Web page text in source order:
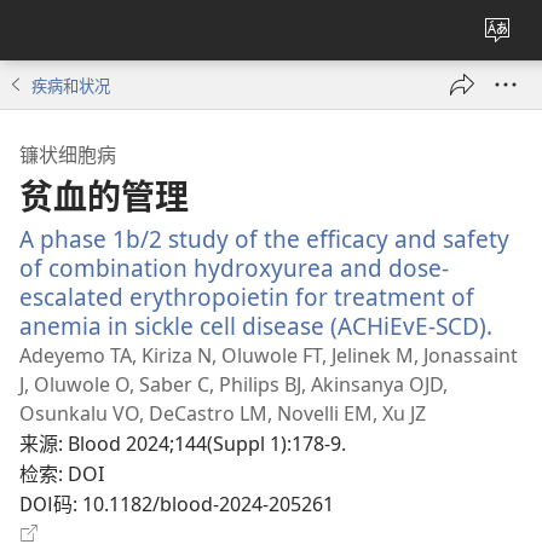
更
疾病和状况
镰状细胞病
贫血的管理
A phase 1b/2 study of the efficacy and safety
of combination hydroxyurea and dose-
escalated erythropoietin for treatment of
anemia in sickle cell disease (ACHiEvE-SCD).
开
Adeyemo TA, Kiriza N, Oluwole FT, Jelinek M, Jonassaint
J, Oluwole O, Saber C, Philips BJ, Akinsanya OJD,
Osunkalu VO, DeCastro LM, Novelli EM, Xu JZ
来源‎: Blood 2024;144(Suppl 1):178-9.
检索‎: DOI
DOI码‎: 10.1182/blood-2024-205261